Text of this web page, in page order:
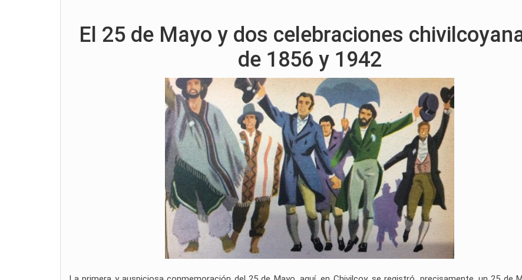
El 25 de Mayo y dos celebraciones
de 1856 y 1942